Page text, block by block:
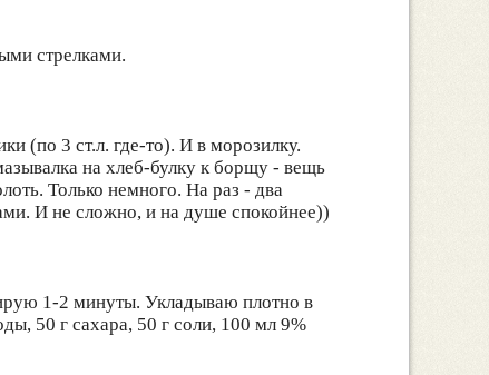
стрелками.
(по 3 ст.л. где-то). И в морозилку.
на хлеб-булку к борщу - вещь
Только немного. На раз - два
И не сложно, и на душе спокойнее))
1-2 минуты. Укладываю плотно в
50 г сахара, 50 г соли, 100 мл 9%